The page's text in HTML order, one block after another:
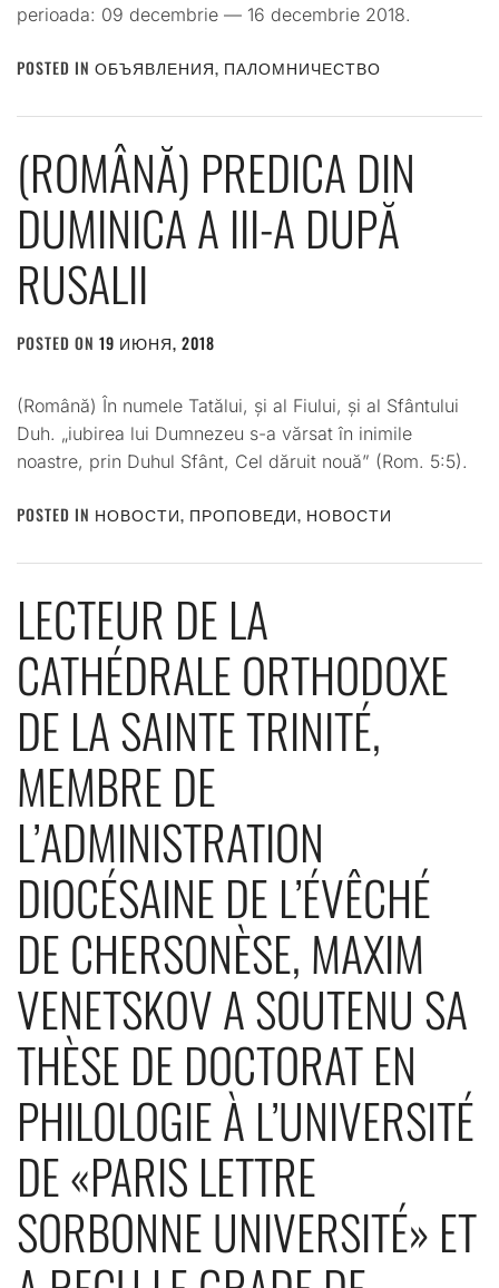
perioada: 09 decembrie — 16 decembrie 2018.
POSTED IN ОБЪЯВЛЕНИЯ, ПАЛОМНИЧЕСТВО
(ROMÂNĂ) PREDICA DIN
DUMINICA A III-A DUPĂ
RUSALII
POSTED ON 19 ИЮНЯ, 2018
(Română) În numele Tatălui, și al Fiului, și al Sfântului
Duh. „iubirea lui Dumnezeu s-a vărsat în inimile
noastre, prin Duhul Sfânt, Cel dăruit nouă” (Rom. 5:5).
POSTED IN НОВОСТИ, ПРОПОВЕДИ, НОВОСТИ
LECTEUR DE LA
CATHÉDRALE ORTHODOXE
DE LA SAINTE TRINITÉ,
MEMBRE DE
L’ADMINISTRATION
DIOCÉSAINE DE L’ÉVÊCHÉ
DE CHERSONÈSE, MAXIM
VENETSKOV A SOUTENU SA
THÈSE DE DOCTORAT EN
PHILOLOGIE À L’UNIVERSITÉ
DE «PARIS LETTRE
SORBONNE UNIVERSITÉ» ET